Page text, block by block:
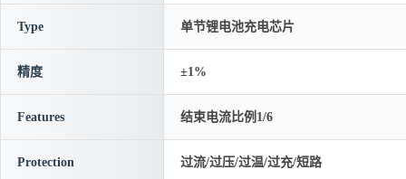
Type 单节锂电池充电芯片
精度 ±1%
Features 结束电流比例1/6
Protection 过流/过压/过温/过充/短路